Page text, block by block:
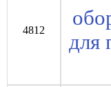
4812
для